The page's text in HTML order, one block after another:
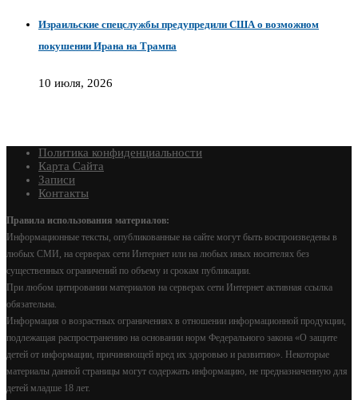
Израильские спецслужбы предупредили США о возможном
покушении Ирана на Трампа
10 июля, 2026
Политика конфиденциальности
Карта Сайта
Записи
Контакты
Правила использования материалов:
Информационные тексты, опубликованные на сайте могут быть воспроизведены в
любых СМИ, на серверах сети Интернет или на любых иных носителях без
существенных ограничений по объему и срокам публикации.
При любом цитировании материалов на серверах сети Интернет активная ссылка
обязательна.
Информация о возрастных ограничениях в отношении информационной продукции,
подлежащая распространению на основании норм Федерального закона «О защите
детей от информации, причиняющей вред их здоровью и развитию». Некоторые
материалы данной страницы могут содержать информацию, не предназначенную для
детей младше 18 лет.